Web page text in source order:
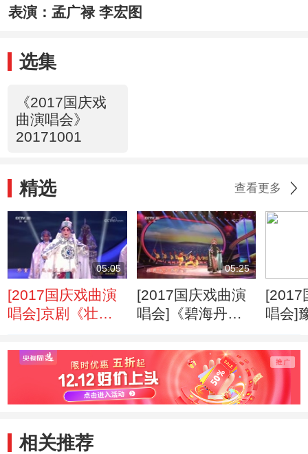
表演：孟广禄 李宏图
选集
《2017国庆戏
曲演唱会》
20171001
精选 查看更多
05:05
[2017国庆戏曲演
唱会]京剧《壮
孟广禄 李宏图
05:25
[2017国庆戏曲演
唱会]《碧海丹
[2017
唱会]
贾文龙
相关推荐